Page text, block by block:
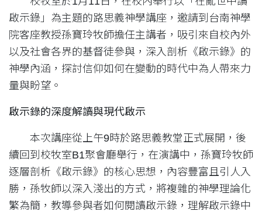
啟示錄」為主題的路思義神學講座，邀請到台南神學
院客座教授孫寶玲牧師擔任主講者，吸引來自校內外
以及社會各界的基督徒參與，深入剖析《啟示錄》的
神學內涵，探討信仰如何在變動的時代中為人帶來力
量與盼望。
啟示錄的深度解讀與現代啟示
本次講座從上午9時於路思義教堂正式展開，後
續回到校牧室B1聚會廳舉行，在演講中，孫寶玲牧師
逐層剖析《啟示錄》的核心思想，內容豐富且引人入
勝，孫牧師以深入淺出的方式，將複雜的神學理論化
繁為簡，教導參與者如何閱讀啟示錄，理解啟示錄中